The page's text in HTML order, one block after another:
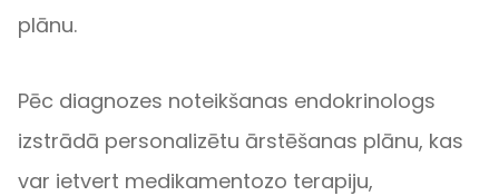
plānu.
Pēc diagnozes noteikšanas endokrinologs
izstrādā personalizētu ārstēšanas plānu, kas
var ietvert medikamentozo terapiju,